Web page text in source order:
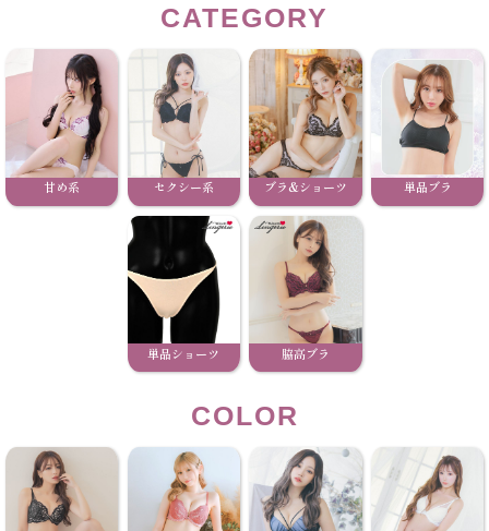
CATEGORY
甘め系 セクシー系 ブラ&ショーツ 単品ブラ
単品ショーツ 脇高ブラ
COLOR